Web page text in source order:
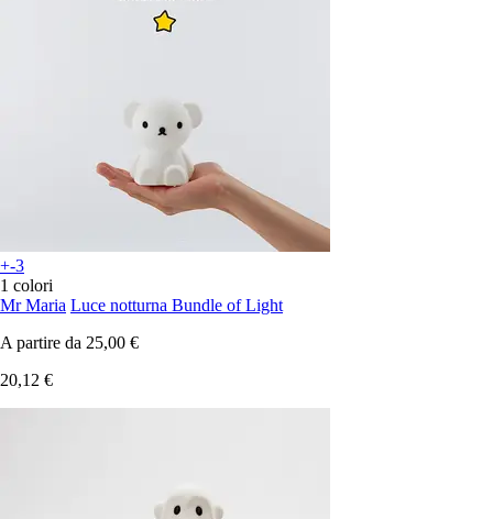
+-3
1 colori
Mr Maria Luce notturna Bundle of Light
A partire da 25,00 €
20,12 €